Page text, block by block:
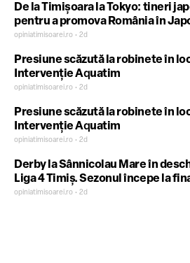
De la Timișoara la Tokyo: tineri
pentru a promova România în
opiniatimisoarei.ro • 2d
Presiune scăzută la robinete în
Intervenție Aquatim
opiniatimisoarei.ro • 2d
Presiune scăzută la robinete în
Intervenție Aquatim
opiniatimisoarei.ro • 2d
Derby la Sânnicolau Mare în
Liga 4 Timiș. Sezonul începe la
opiniatimisoarei.ro • 2d